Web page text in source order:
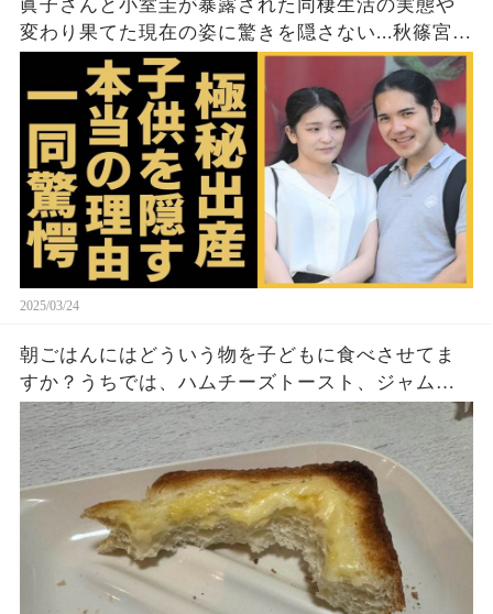
眞子さんと小室圭が暴露された同棲生活の実態や
変わり果てた現在の姿に驚きを隠さない...秋篠宮家
の長女がアメリカで極秘出産の真相や暴露された
ヤバいO癖に言葉を失う...
2025/03/24
朝ごはんにはどういう物を子どもに食べさせてま
すか？うちでは、ハムチーズトースト、ジャムト
ースト、ピーナッツバタートーストをよく作りま
す。やっぱこんなんダメよね…